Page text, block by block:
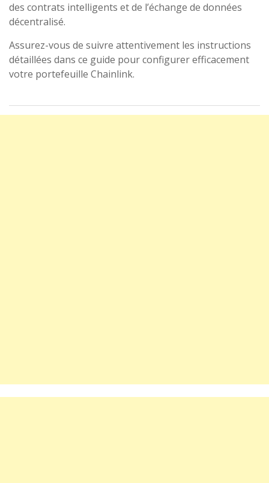
des contrats intelligents et de l’échange de données
décentralisé.
Assurez-vous de suivre attentivement les instructions
détaillées dans ce guide pour configurer efficacement
votre portefeuille Chainlink.